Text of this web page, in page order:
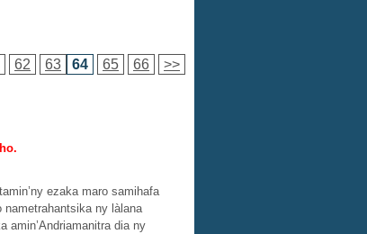
62 63 64 65 66 >>
ezaka maro samihafa
ny làlana
amin’Andriamanitra dia ny